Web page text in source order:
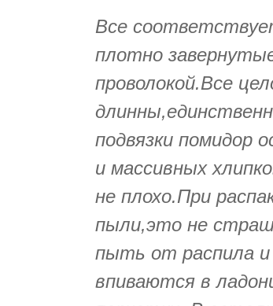
Все
плотно
проволокой.Все
подвязки помидор
и массивных
не плохо.При
пыли,это не
пыть от распила и
впиваются в